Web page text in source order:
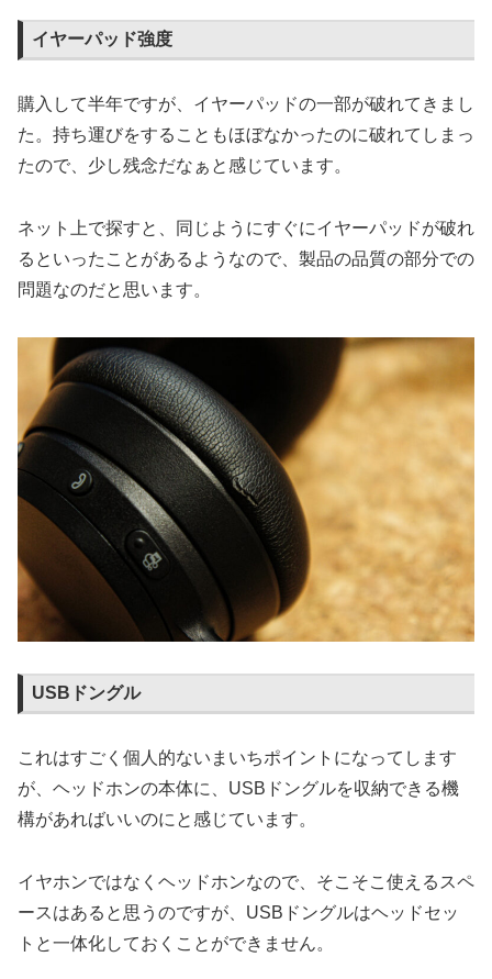
イヤーパッド強度
購入して半年ですが、イヤーパッドの一部が破れてきまし
た。持ち運びをすることもほぼなかったのに破れてしまっ
たので、少し残念だなぁと感じています。
ネット上で探すと、同じようにすぐにイヤーパッドが破れ
るといったことがあるようなので、製品の品質の部分での
問題なのだと思います。
USBドングル
これはすごく個人的ないまいちポイントになってします
が、ヘッドホンの本体に、USBドングルを収納できる機
構があればいいのにと感じています。
イヤホンではなくヘッドホンなので、そこそこ使えるスペ
ースはあると思うのですが、USBドングルはヘッドセッ
トと一体化しておくことができません。